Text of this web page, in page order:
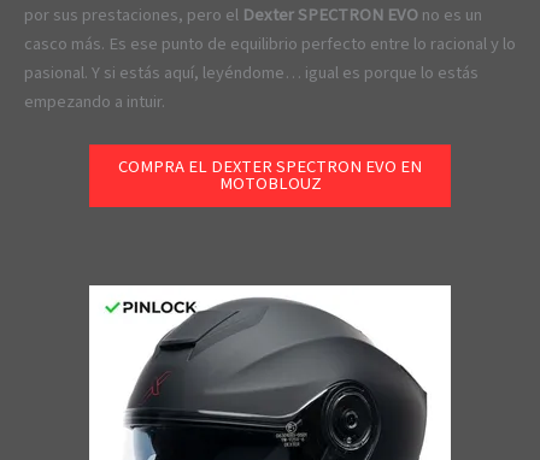
por sus prestaciones, pero el Dexter SPECTRON EVOno es un
casco más. Es ese punto de equilibrio perfecto entre lo racional y lo
pasional. Y si estás aquí, leyéndome… igual es porque lo estás
empezando a intuir.
COMPRA EL DEXTER SPECTRON EVO EN
MOTOBLOUZ